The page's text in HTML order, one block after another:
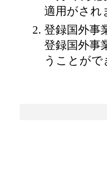
適用がされ
登録国外事
登録国外事
うことがで